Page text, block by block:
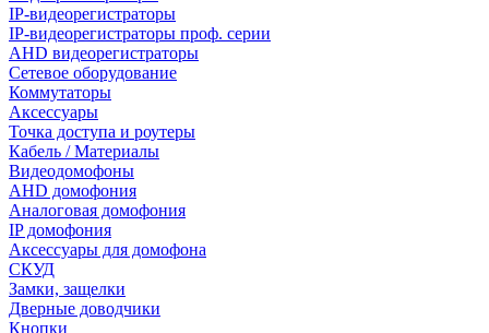
IP-видеорегистраторы
IP-видеорегистраторы проф. серии
AHD видеорегистраторы
Сетевое оборудование
Коммутаторы
Аксессуары
Точка доступа и роутеры
Кабель / Материалы
Видеодомофоны
AHD домофония
Аналоговая домофония
IP домофония
Аксессуары для домофона
СКУД
Замки, защелки
Дверные доводчики
Кнопки